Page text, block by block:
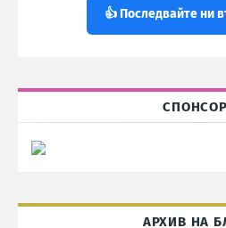
👍 Последвайте ни
АРХИВ НА